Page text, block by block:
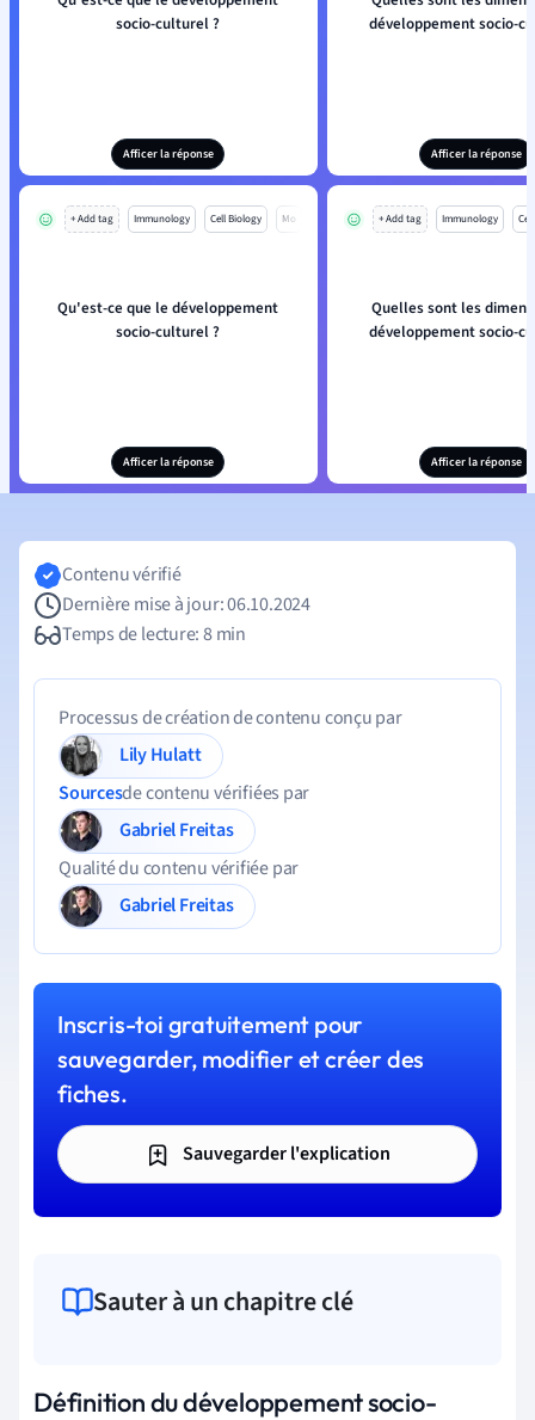
socio-culturel ?
Afficer la réponse
développement socio-
Afficer la réponse
+ Add tag Immunology Cell Biology Mo
Qu'est-ce que le développement
socio-culturel ?
Afficer la réponse
+ Add tag Immunology
Quelles sont les
développement socio-
Afficer la réponse
Contenu vérifié
Dernière mise à jour: 06.10.2024
Temps de lecture: 8 min
Processus de création de contenu conçu par
Lily Hulatt
Sourcesde contenu vérifiées par
Gabriel Freitas
Qualité du contenu vérifiée par
Gabriel Freitas
Inscris-toi gratuitement pour
sauvegarder, modifier et créer des
fiches.
Sauvegarder l'explication
Sauter à un chapitre clé
Définition du développement socio-